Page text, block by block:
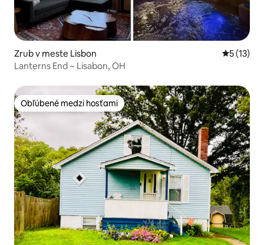
Zrub v meste Lisbon
5 (13)
Lanterns End ~ Lisabon, OH
Obľúbené medzi hosťami
Obľúbené medzi hosťami